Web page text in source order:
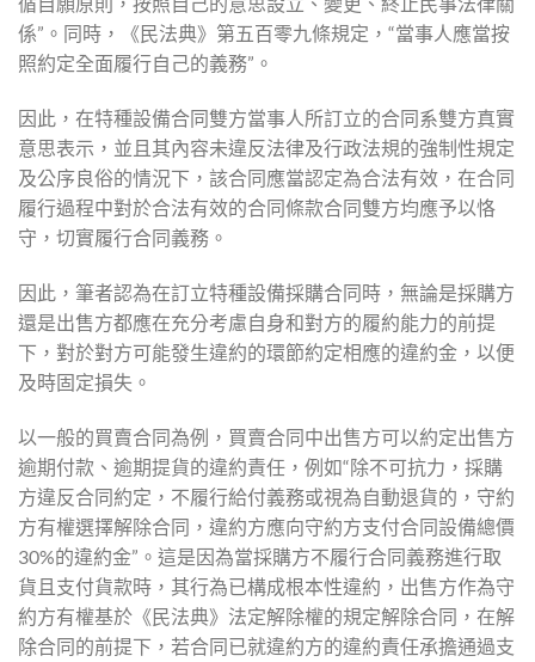
係”。同時，《民法典》第五百零九條規定，“當事人應當按
照約定全面履行自己的義務”。
因此，在特種設備合同雙方當事人所訂立的合同系雙方真實
意思表示，並且其內容未違反法律及行政法規的強制性規定
及公序良俗的情況下，該合同應當認定為合法有效，在合同
履行過程中對於合法有效的合同條款合同雙方均應予以恪
守，切實履行合同義務。
因此，筆者認為在訂立特種設備採購合同時，無論是採購方
還是出售方都應在充分考慮自身和對方的履約能力的前提
下，對於對方可能發生違約的環節約定相應的違約金，以便
及時固定損失。
以一般的買賣合同為例，買賣合同中出售方可以約定出售方
逾期付款、逾期提貨的違約責任，例如“除不可抗力，採購
方違反合同約定，不履行給付義務或視為自動退貨的，守約
方有權選擇解除合同，違約方應向守約方支付合同設備總價
30%的違約金”。這是因為當採購方不履行合同義務進行取
貨且支付貨款時，其行為已構成根本性違約，出售方作為守
約方有權基於《民法典》法定解除權的規定解除合同，在解
除合同的前提下，若合同已就違約方的違約責任承擔通過支